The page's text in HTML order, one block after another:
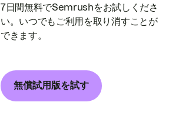
7日間無料でSemrushをお試しくださ
い。いつでもご利用を取り消すことが
できます。
無償試用版を試す